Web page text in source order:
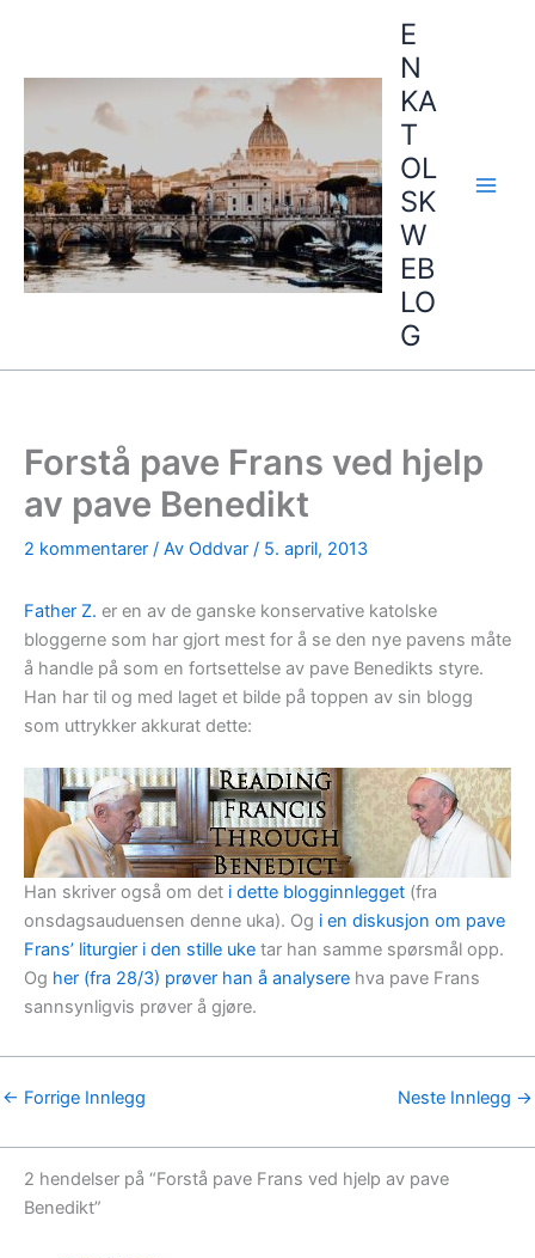
E
N
KA
T
OL
SK
W
EB
LO
G
Forstå pave Frans ved hjelp
av pave Benedikt
2 kommentarer / Av Oddvar / 5. april, 2013
Father Z. er en av de ganske konservative katolske
bloggerne som har gjort mest for å se den nye pavens måte
å handle på som en fortsettelse av pave Benedikts styre.
Han har til og med laget et bilde på toppen av sin blogg
som uttrykker akkurat dette:
Han skriver også om det i dette blogginnlegget (fra
onsdagsauduensen denne uka). Og i en diskusjon om pave
Frans’ liturgier i den stille uke tar han samme spørsmål opp.
Og her (fra 28/3) prøver han å analysere hva pave Frans
sannsynligvis prøver å gjøre.
← Forrige Innlegg Neste Innlegg →
2 hendelser på “Forstå pave Frans ved hjelp av pave
Benedikt”